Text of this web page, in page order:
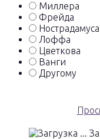
Миллера
Фрейда
Нострадамуса
Лоффа
Цветкова
Ванги
Другому